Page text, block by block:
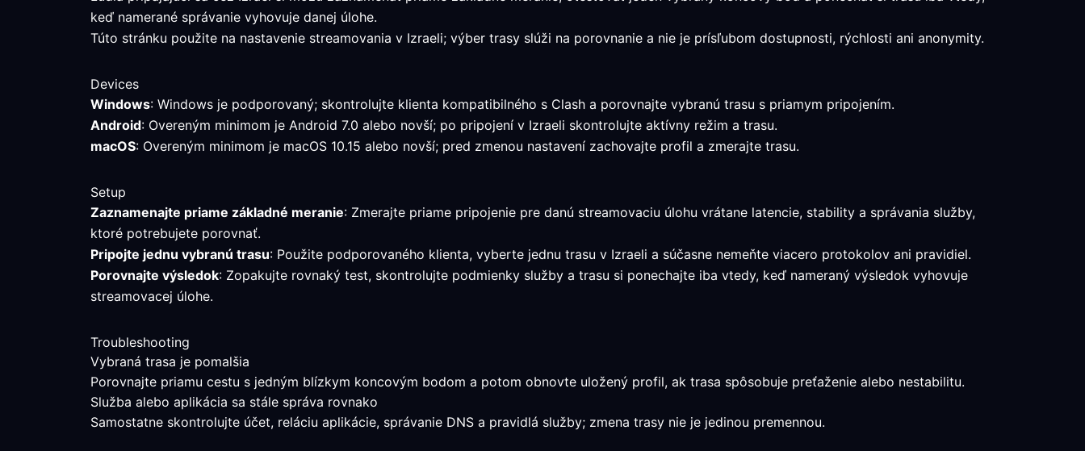
keď namerané správanie vyhovuje danej úlohe.
Túto stránku použite na nastavenie streamovania v Izraeli; výber trasy slúži na porovnanie a nie je prísľubom dostupnosti, rýchlosti ani anonymity.
Devices
Windows: Windows je podporovaný; skontrolujte klienta kompatibilného s Clash a porovnajte vybranú trasu s priamym pripojením.
Android: Overeným minimom je Android 7.0 alebo novší; po pripojení v Izraeli skontrolujte aktívny režim a trasu.
macOS: Overeným minimom je macOS 10.15 alebo novší; pred zmenou nastavení zachovajte profil a zmerajte trasu.
Setup
Zaznamenajte priame základné meranie: Zmerajte priame pripojenie pre danú streamovaciu úlohu vrátane latencie, stability a správania služby,
ktoré potrebujete porovnať.
Pripojte jednu vybranú trasu: Použite podporovaného klienta, vyberte jednu trasu v Izraeli a súčasne nemeňte viacero protokolov ani pravidiel.
Porovnajte výsledok: Zopakujte rovnaký test, skontrolujte podmienky služby a trasu si ponechajte iba vtedy, keď nameraný výsledok vyhovuje
streamovacej úlohe.
Troubleshooting
Vybraná trasa je pomalšia
Porovnajte priamu cestu s jedným blízkym koncovým bodom a potom obnovte uložený profil, ak trasa spôsobuje preťaženie alebo nestabilitu.
Služba alebo aplikácia sa stále správa rovnako
Samostatne skontrolujte účet, reláciu aplikácie, správanie DNS a pravidlá služby; zmena trasy nie je jedinou premennou.